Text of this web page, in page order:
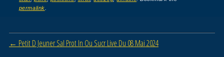
e
o
er
g
permalink
Post navigation
← Petit D Jeuner Sal Prot In Ou Sucr Live Du 08 Mai 2024